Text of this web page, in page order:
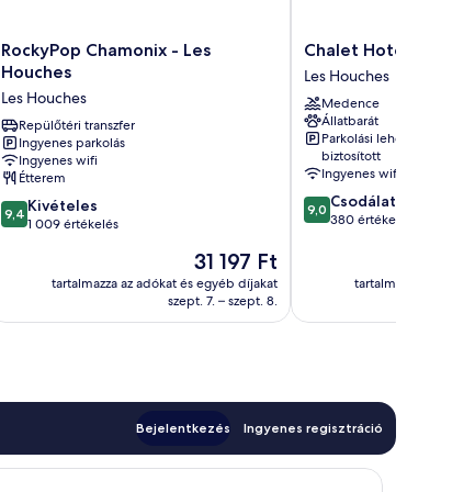
RockyPop
Chamonix
Les
Houches
Les
Houches
RockyPop Chamonix - Les
Houches
Les Houches
Repülőtéri transzfer
Ingyenes parkolás
Ingyenes wifi
Étterem
9.4
ennyiből:
9,4 Kivételes
1 009 értékelés
Az
ár
31 197 Ft
31 197 Ft
tartalmazza az adókat és egyéb díjakat
szept. 7. – szept. 8.
Chalet
Hotel
Du
Bois
Les
Houches
Chalet Hotel Du Bois
Les Houches
Medence
Állatbarát
Parkolási lehetőség
biztosított
Ingyenes wifi
9.0
ennyiből:
9,0 Csodálatos
380 értékelés
tartalmazza az
Bejelentkezés Ingyenes regisztráció